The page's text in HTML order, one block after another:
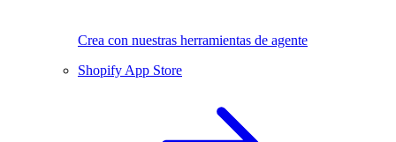
Crea con nuestras herramientas de agente
Shopify App Store